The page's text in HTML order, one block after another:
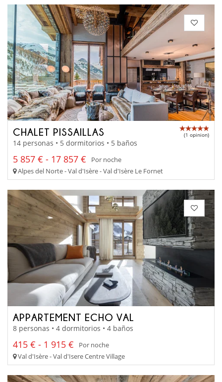
CHALET PISSAILLAS (1 opinion)
14 personas • 5 dormitorios • 5 baños
5 857 € - 17 857 €
Por noche
Alpes del Norte - Val d'Isère - Val d'Isère Le Fornet
APPARTEMENT ECHO VAL
8 personas • 4 dormitorios • 4 baños
415 € - 1 915 €
Por noche
Val d'Isère - Val d'Isere Centre Village